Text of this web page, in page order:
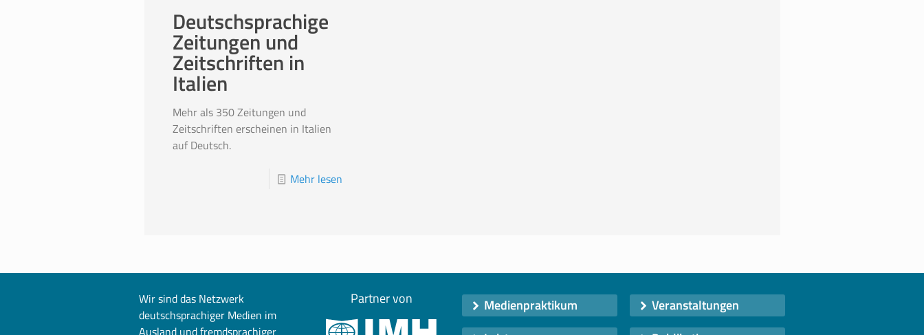
Deutschsprachige
Zeitungen und
Zeitschriften in
Italien
Mehr als 350 Zeitungen und
Zeitschriften erscheinen in Italien
auf Deutsch.
Mehr lesen
Wir sind das Netzwerk
deutschsprachiger Medien im
Partner von
Medienpraktikum
Veranstaltungen